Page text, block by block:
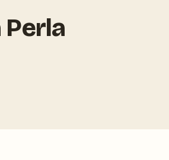
Perla